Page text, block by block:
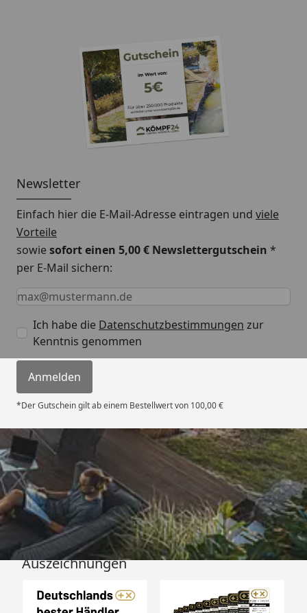
Newsletter
Einfach hier die E-Mail-Adresse eintragen und viele
Vorteile
sowiesofort einen 5,00 € Newslettergutschein *
per E-Mail sichern:
Keine Eingabe erforderlich
Eingabe erforderlich
E-Mail *
Ich habe die Datenschutzbestimmungen zur
Kenntnis genommen
Anmelden
*Der Gutschein gilt ab einem Bestellwert von 100,00 €
Versand
Auszeichnungen